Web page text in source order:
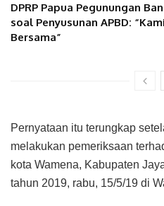
DPRP Papua Pegunungan
soal Penyusunan APBD:
Bersama”
Pernyataan itu terungkap
melakukan pemeriksaan
kota Wamena, Kabupaten
tahun 2019, rabu, 15/5/19 di